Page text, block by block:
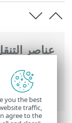
عناصر
تعليمات ESET عبر الإنترنت
Manager
>
Manager
>
you the best
traffic,
agree to the